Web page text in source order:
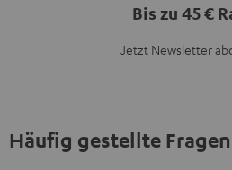
Bis zu 45 €
Jetzt Newsletter
Häufig gestellte Fragen